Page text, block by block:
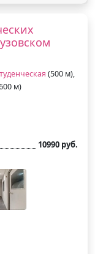
(500 м),
м)
10990 руб.